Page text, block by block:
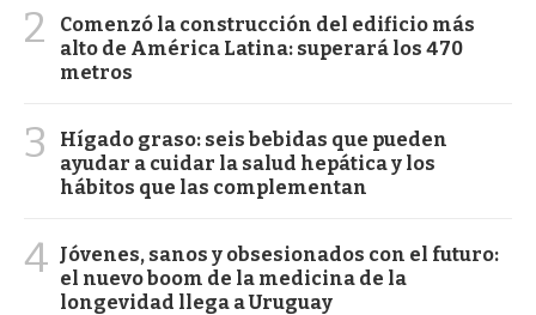
2
Comenzó la construcción del edificio más
alto de América Latina: superará los 470
metros
3
Hígado graso: seis bebidas que pueden
ayudar a cuidar la salud hepática y los
hábitos que las complementan
4 Jóvenes, sanos y obsesionados con el futuro:
el nuevo boom de la medicina de la
longevidad llega a Uruguay